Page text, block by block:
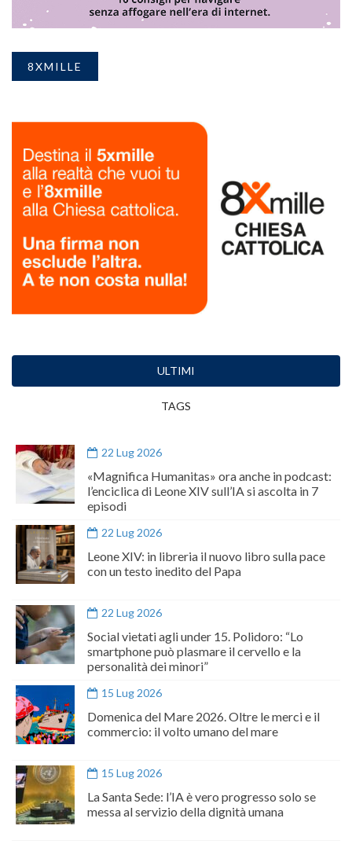
8XMILLE
ULTIMI
TAGS
22 Lug 2026
«Magnifica Humanitas» ora anche in podcast:
l’enciclica di Leone XIV sull’IA si ascolta in 7
episodi
22 Lug 2026
Leone XIV: in libreria il nuovo libro sulla pace
con un testo inedito del Papa
22 Lug 2026
Social vietati agli under 15. Polidoro: “Lo
smartphone può plasmare il cervello e la
personalità dei minori”
15 Lug 2026
Domenica del Mare 2026. Oltre le merci e il
commercio: il volto umano del mare
15 Lug 2026
La Santa Sede: l’IA è vero progresso solo se
messa al servizio della dignità umana